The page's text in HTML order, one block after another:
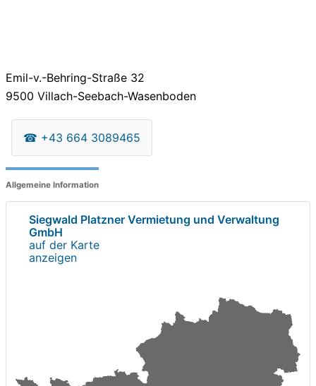
Emil-v.-Behring-Straße 32
9500 Villach-Seebach-Wasenboden
☎ +43 664 3089465
Allgemeine Information
Siegwald Platzner Vermietung und Verwaltung
GmbH
auf der Karte
anzeigen